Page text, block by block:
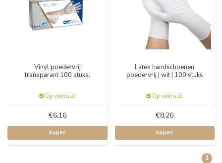
Vinyl poedervrij
transparant 100 stuks.
Op voorraad
€6,16
Kopen
Latex handschoenen
poedervrij | wit | 100 stuks
Op voorraad
€8,26
Kopen
1